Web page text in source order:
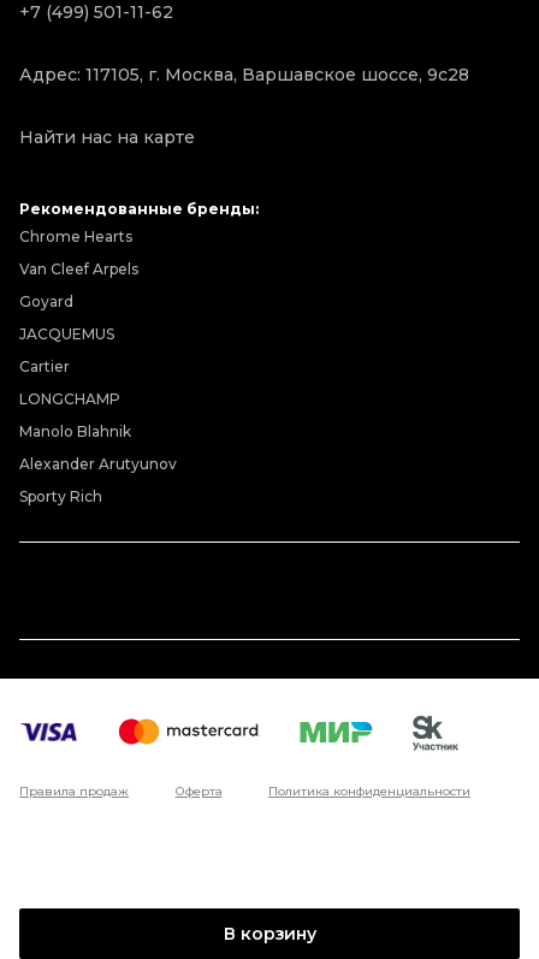
В корзину
+7 (499) 501-11-62
Адрес: 117105, г. Москва, Варшавское шоссе, 9с28
Найти нас на карте
Рекомендованные бренды:
Chrome Hearts
Van Cleef Arpels
Goyard
JACQUEMUS
Cartier
LONGCHAMP
Manolo Blahnik
Alexander Arutyunov
Sporty Rich
Правила продаж Оферта Политика конфиденциальности